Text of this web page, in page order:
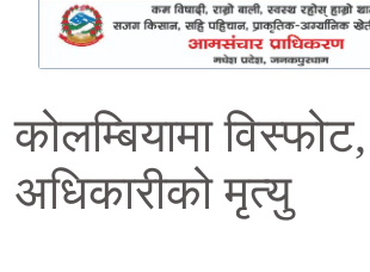
कोलम्बियामा
अधिकारीको मृत्यु